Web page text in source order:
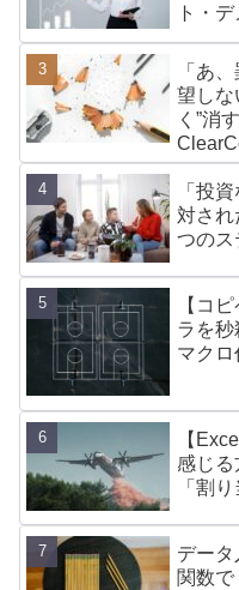
ト・
「あ
望しな
く”消
「投
対さ
つの
【コ
ラを
マクロ
【
感じる
「割
デー
関数